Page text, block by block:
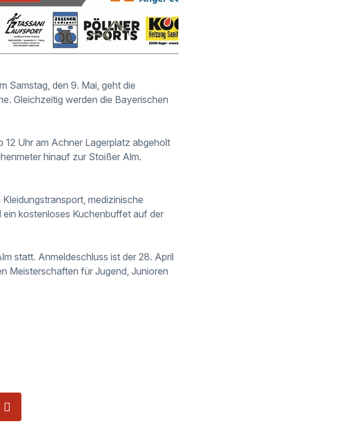
Samstag, den 9. Mai, geht die
Gleichzeitig werden die Bayerischen
12 Uhr am Achner Lagerplatz abgeholt
hinauf zur Stoißer Alm.
medizinische
kostenloses Kuchenbuffet auf der
statt. Anmeldeschluss ist der 28. April
Meisterschaften für Jugend, Junioren